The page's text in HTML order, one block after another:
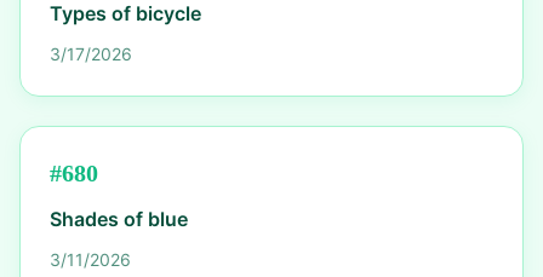
Types of bicycle
3/17/2026
#680
Shades of blue
3/11/2026